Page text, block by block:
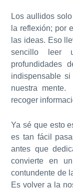
Los aullidos
la reflexión; por
las ideas. Eso
sencillo leer
profundidades
indispensable
nuestra mente.
recoger
Ya sé que esto
es tan fácil
antes que
convierte en
contundente de
Es volver a la